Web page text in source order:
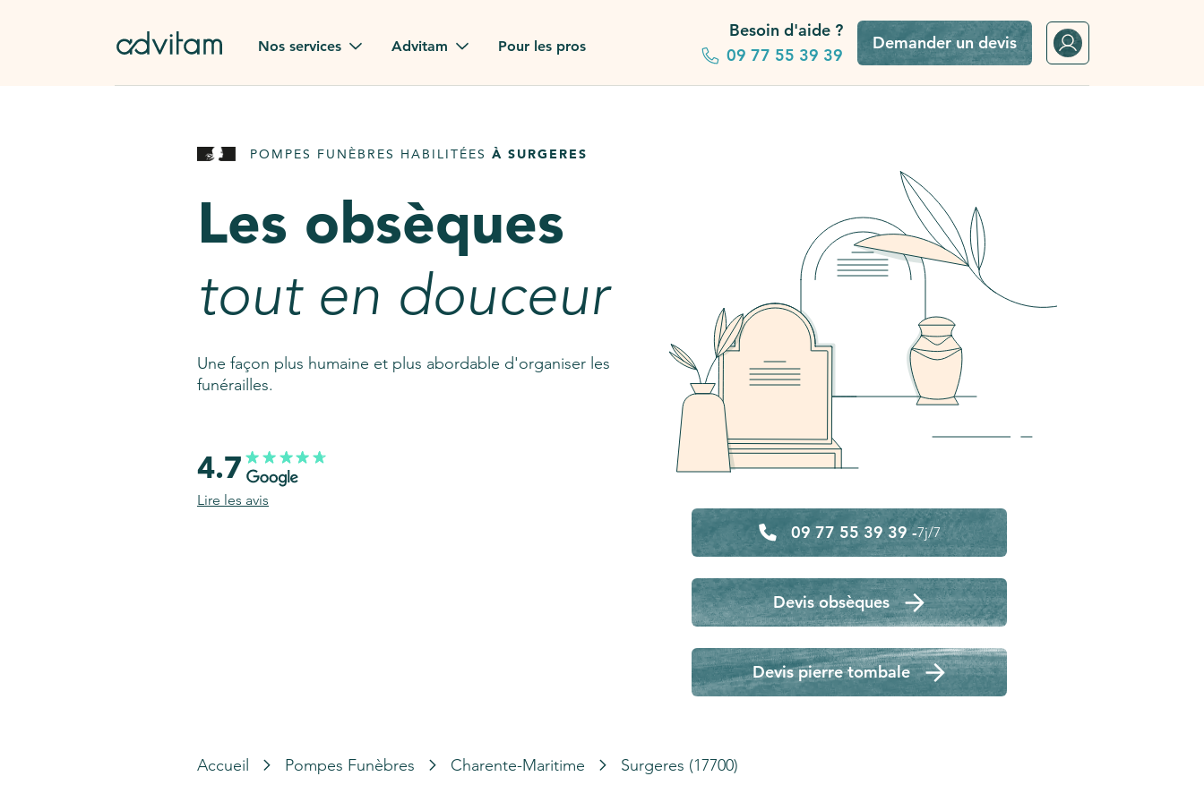
Nos services
Rapatriement à
Pierre tombale
AssistGPT
Nos services en plus
Advitam
Advitam dans la presse
Consultez notre FAQ
Pour les pros
Besoin d'aide ?
09 77 55 39 39
Demander un devis
POMPES FUNÈBRES HABILITÉES À SURGERES
Les obsèques
tout en douceur
Une façon plus humaine et plus abordable d'organiser les
funérailles.
09 77 55 39 39 -7j/7
Devis obsèques
Devis pierre tombale
4.7
Lire les avis
Accueil Pompes Funèbres Charente-Maritime Surgeres (17700)